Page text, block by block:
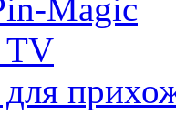
Magic
TV